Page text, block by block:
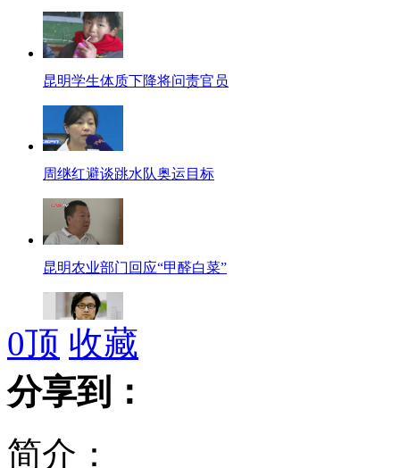
昆明学生体质下降将问责官员
周继红避谈跳水队奥运目标
昆明农业部门回应“甲醛白菜”
汪峰跨界出书《晚安北京》 纪录坎坷心路
谭晶献歌祝最美女教师早日康复
0顶 收藏
分享到：
简介：